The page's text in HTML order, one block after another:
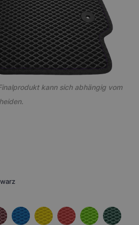
kann sich abhängig vom